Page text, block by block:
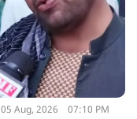
05 Aug, 2026 07:10 PM